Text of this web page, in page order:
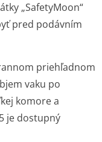
„SafetyMoon“
pred podávním
priehľadnom
vaku po
komore a
je dostupný